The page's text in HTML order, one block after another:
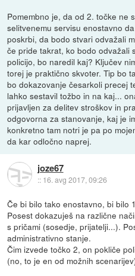
Pomembno je, da od 2. točke ne
selitvenemu servisu enostavno
poskrbi, da bodo stvari odvažali
če pride takrat, ko bodo odvažali
policijo, bo naredil kaj? Ključev
torej je praktično skvoter. Tip bo
bo dokazovanje česarkoli precej
lahko sestavil tožbo in na kaj...
prijavljen za delitev stroškov in
odgovorna za stanovanje, kaj je
konkretno tam notri je pa po
da kar odločno naprej.
joze67
:: 16. avg 2017, 09:26
Če bi bilo tako enostavno, bi bilo
Posest dokazuješ na različne
s pričami (sosedje, prijatelji...).
administrativno stanje.
Čim izvede točko 2, on pokliče
(no, to je en od možnih